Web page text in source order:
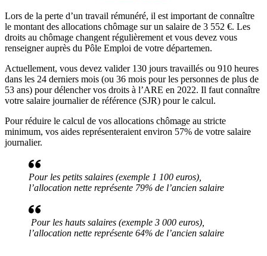
Lors de la perte d’un travail rémunéré, il est important de connaître
le montant des allocations chômage sur un salaire de 3 552 €. Les
droits au chômage changent régulièrement et vous devez vous
renseigner auprès du Pôle Emploi de votre départemen.
Actuellement, vous devez valider 130 jours travaillés ou 910 heures
dans les 24 derniers mois (ou 36 mois pour les personnes de plus de
53 ans) pour délencher vos droits à l’ARE en 2022. Il faut connaître
votre salaire journalier de référence (SJR) pour le calcul.
Pour réduire le calcul de vos allocations chômage au stricte
minimum, vos aides représenteraient environ 57% de votre salaire
journalier.
Pour les petits salaires (exemple 1 100 euros),
l’allocation nette représente 79% de l’ancien salaire
Pour les hauts salaires (exemple 3 000 euros),
l’allocation nette représente 64% de l’ancien salaire